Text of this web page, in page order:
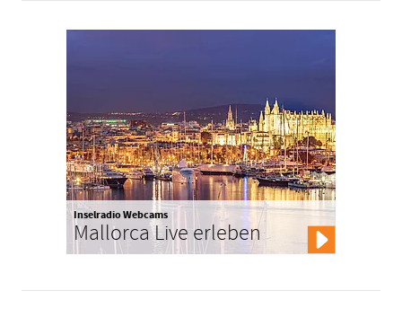
Inselradio Webcams
Mallorca Live erleben